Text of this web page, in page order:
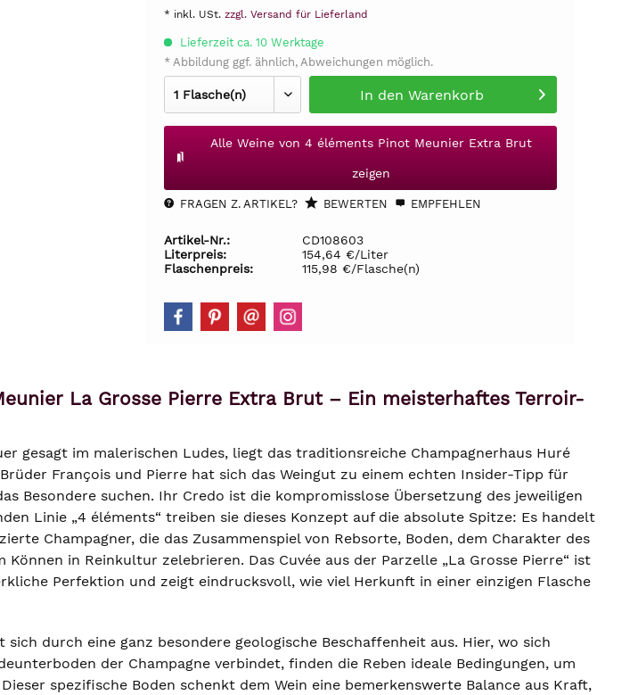
* inkl. USt. zzgl. Versand für Lieferland
Lieferzeit ca. 10 Werktage
* Abbildung ggf. ähnlich, Abweichungen möglich.
In den Warenkorb
Alle Weine von 4 éléments Pinot Meunier Extra Brut
zeigen
FRAGEN Z. ARTIKEL? BEWERTEN EMPFEHLEN
Artikel-Nr.:
CD108603
Literpreis:
154,64 €/Liter
Flaschenpreis:
115,98 €/Flasche(n)
La Grosse Pierre Extra Brut – Ein meisterhaftes Terroir-
gesagt im malerischen Ludes, liegt das traditionsreiche Champagnerhaus Huré
François und Pierre hat sich das Weingut zu einem echten Insider-Tipp für
Besondere suchen. Ihr Credo ist die kompromisslose Übersetzung des jeweiligen
Linie „4 éléments“ treiben sie dieses Konzept auf die absolute Spitze: Es handelt
Champagner, die das Zusammenspiel von Rebsorte, Boden, dem Charakter des
in Reinkultur zelebrieren. Das Cuvée aus der Parzelle „La Grosse Pierre“ ist
Perfektion und zeigt eindrucksvoll, wie viel Herkunft in einer einzigen Flasche
sich durch eine ganz besondere geologische Beschaffenheit aus. Hier, wo sich
der Champagne verbindet, finden die Reben ideale Bedingungen, um
spezifische Boden schenkt dem Wein eine bemerkenswerte Balance aus Kraft,